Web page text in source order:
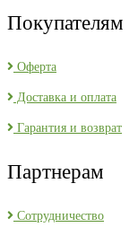
Покупателям
Оферта
Доставка и оплата
Гарантия и возврат
Партнерам
Сотрудничество